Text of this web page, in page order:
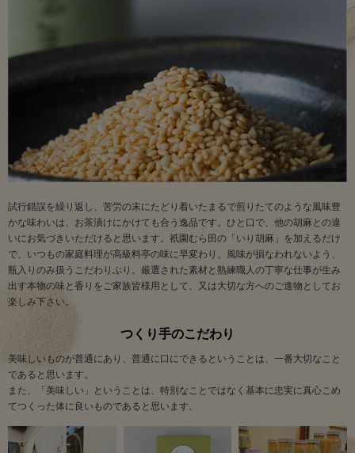
試行錯誤を繰り返し、苦労の末にたどり着いたまるで煎りたてのような風味豊
かな味わいは、お茶漬けにかけても合う逸品です。ひと口で、他の胡麻との違
いにお気づきいただけると思います。祇園むら田の「いり胡麻」を加えるだけ
で、いつもの家庭料理が高級料亭の味に早変わり。風味が損なわれないよう、
瓶入りのみ扱うこだわりぶり。厳選された素材と熟練職人の丁寧な仕事が生み
出す本物の味と香りをご家族皆様用として、又は大切な方へのご進物としてお
楽しみ下さい。
つくり手のこだわり
美味しいものが普通にあり、普通に口にできるということは、一番大切なこと
であると思います。
また、「美味しい」ということは、特別なことではなく基本に忠実に真心こめ
てつくった体に良いものであると思います。